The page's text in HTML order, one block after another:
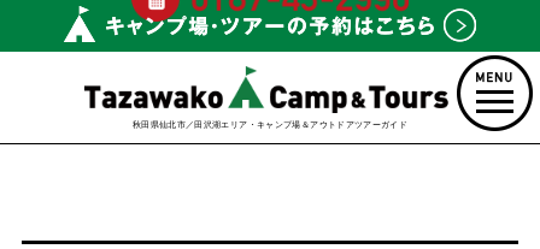
秋田県仙北市／田沢湖エリア・キャンプ場＆アウトドアツアーガイド